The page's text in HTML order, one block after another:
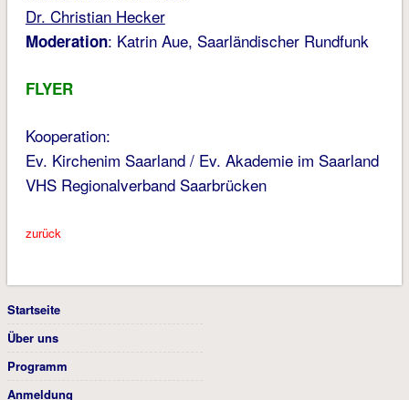
Dr. Christian Hecker
Moderation: Katrin Aue, Saarländischer Rundfunk
FLYER
Kooperation:
Ev. Kirchenim Saarland / Ev. Akademie im Saarland
VHS Regionalverband Saarbrücken
zurück
Startseite
Über uns
Programm
Anmeldung